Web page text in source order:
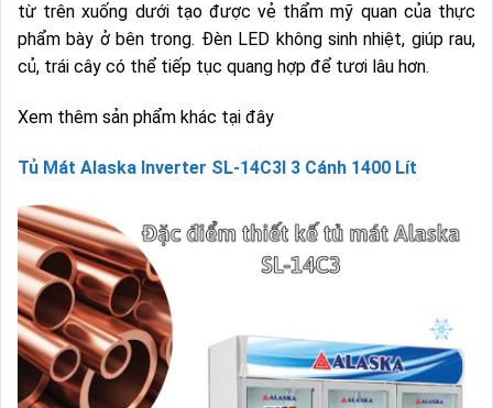
từ trên xuống dưới tạo được vẻ thẩm mỹ quan của thực
phẩm bày ở bên trong. Đèn LED không sinh nhiệt, giúp rau,
củ, trái cây có thể tiếp tục quang hợp để tươi lâu hơn.
Xem thêm sản phẩm khác tại đây
Tủ Mát Alaska Inverter SL-14C3I 3 Cánh 1400 Lít